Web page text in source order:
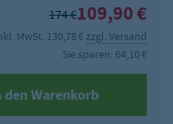
174 €109,90 €
MwSt. 130,78 € zzgl. Versand
Sie sparen: 64,10 €
den Warenkorb